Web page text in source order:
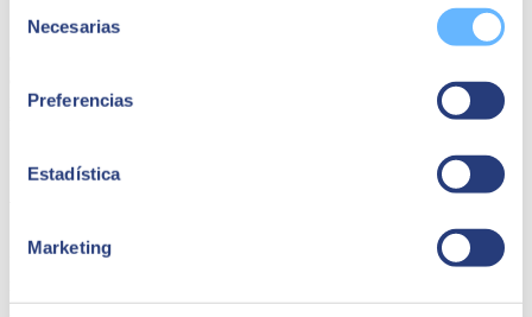
Necesarias
Preferencias
Estadística
Marketing
que siempre haya piezas y repuestos disponibles cuando se
necesiten. Esto evita retrasos en la producción debido a la falta de
datos en tiempo real
planificación más precisa y una respuesta proactiva.